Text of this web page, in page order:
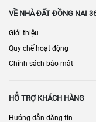
VỀ NHÀ ĐẤT ĐỒNG NAI
Giới thiệu
Quy chế hoạt động
Chính sách bảo mật
HỖ TRỢ KHÁCH HÀNG
Hướng dẫn đăng tin